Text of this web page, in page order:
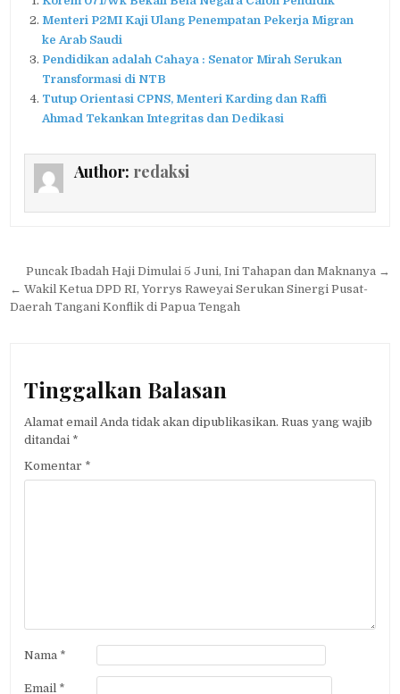
Menteri P2MI Kaji Ulang Penempatan Pekerja Migran
ke Arab Saudi
Pendidikan adalah Cahaya : Senator Mirah Serukan
Transformasi di NTB
Tutup Orientasi CPNS, Menteri Karding dan Raffi
Ahmad Tekankan Integritas dan Dedikasi
Author: redaksi
Navigasi
pos
Puncak Ibadah Haji Dimulai 5 Juni, Ini Tahapan dan Maknanya →
← Wakil Ketua DPD RI, Yorrys Raweyai Serukan Sinergi Pusat-
Daerah Tangani Konflik di Papua Tengah
Tinggalkan Balasan
Alamat email Anda tidak akan dipublikasikan. Ruas yang wajib
ditandai *
Komentar *
Nama *
Email *